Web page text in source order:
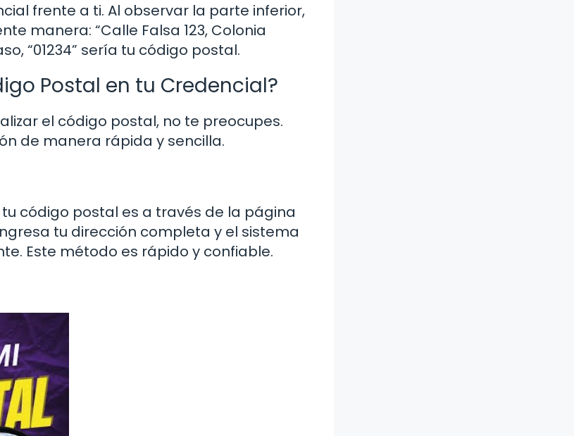
frente a ti. Al observar la parte inferior,
manera: “Calle Falsa 123, Colonia
“01234” sería tu código postal.
Postal en tu Credencial?
el código postal, no te preocupes.
de manera rápida y sencilla.
código postal es a través de la página
tu dirección completa y el sistema
Este método es rápido y confiable.